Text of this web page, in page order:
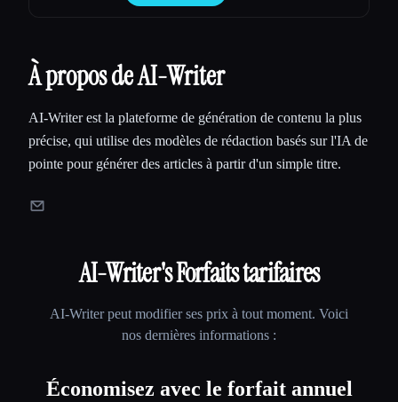
À propos de AI-Writer
AI-Writer est la plateforme de génération de contenu la plus
précise, qui utilise des modèles de rédaction basés sur l'IA de
pointe pour générer des articles à partir d'un simple titre.
AI-Writer's Forfaits tarifaires
AI-Writerpeut modifier ses prix à tout moment. Voici
nos dernières informations :
Économisez avec le forfait annuel